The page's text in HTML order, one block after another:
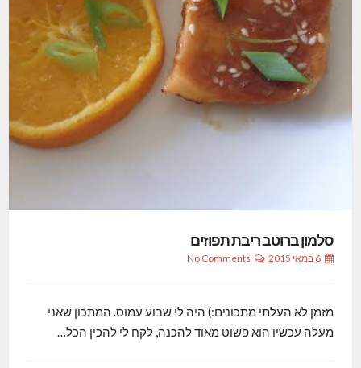
סלמון ברוטב ריבת תפוזים
6 במאי 2015 No Comments
מזמן לא העלתי מתכונים:) היה לי שבוע עמוס. המתכון שאני
מעלה עכשיו הוא פשוט מאוד להכנה, לקח לי להכין הכל…